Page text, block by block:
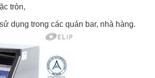
tròn,
dụng trong các quán bar, nhà hàng.